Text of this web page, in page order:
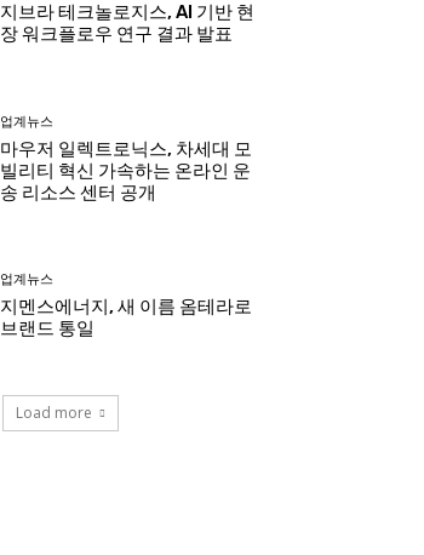
지브라 테크놀로지스, AI 기반 현
장 워크플로우 연구 결과 발표
업계뉴스
마우저 일렉트로닉스, 차세대 모
빌리티 혁신 가속하는 온라인 운
송 리소스 센터 공개
업계뉴스
지멘스에너지, 새 이름 옴테라로
브랜드 통일
Load more